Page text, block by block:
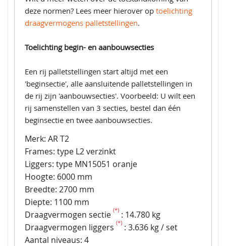
deze normen? Lees meer hierover op toelichting
draagvermogens palletstellingen.
Toelichting begin- en aanbouwsecties
Een rij palletstellingen start altijd met een
'beginsectie', alle aansluitende palletstellingen in
de rij zijn 'aanbouwsecties'. Voorbeeld: U wilt een
rij samenstellen van 3 secties, bestel dan één
beginsectie en twee aanbouwsecties.
Merk: AR T2
Frames: type L2 verzinkt
Liggers: type MN15051 oranje
Hoogte: 6000 mm
Breedte: 2700 mm
Diepte: 1100 mm
Draagvermogen sectie (*) : 14.780 kg
Draagvermogen liggers (*) : 3.636 kg / set
Aantal niveaus: 4